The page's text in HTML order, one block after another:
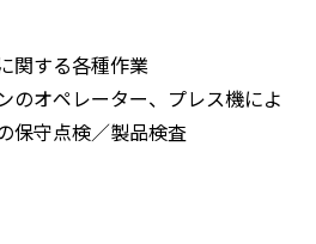
関する各種作業
のオペレーター、プレス機によ
保守点検／製品検査